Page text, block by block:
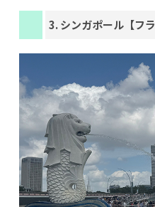
3. シンガポール【フ